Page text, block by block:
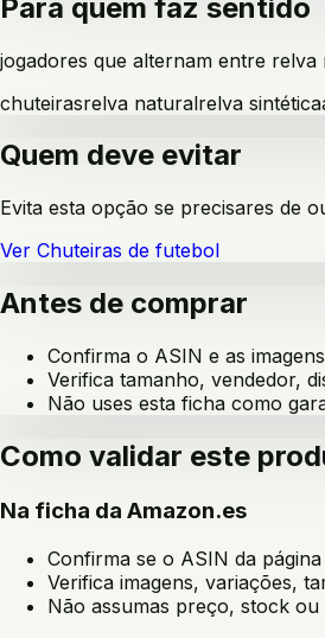
Para quem faz sentido
jogadores que alternam entre
chuteirasrelva naturalrelva sintética
Quem deve evitar
Evita esta opção se precisares de
Ver Chuteiras de futebol
Antes de comprar
Confirma o ASIN e as
Verifica tamanho, vendedor,
Não uses esta ficha como
Como validar este
Na ficha da Amazon.es
Confirma se o ASIN da
Verifica imagens, variações,
Não assumas preço, stock